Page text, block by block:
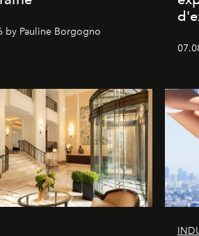
by Pauline Borgogno